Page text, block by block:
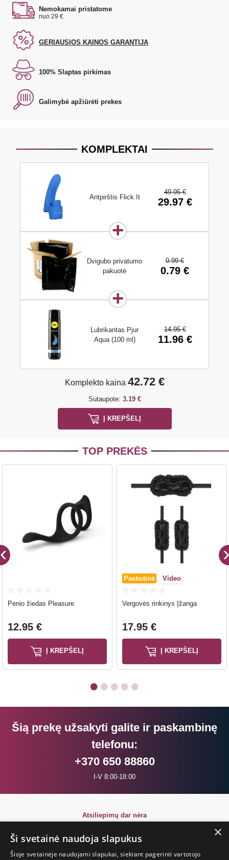
Nemokamai pristatome
nuo 29 €
GERIAUSIOS KAINOS GARANTIJA
100% Slaptas pirkimas
Galimybė apžiūrėti prekes
KOMPLEKTAI
Antpirštis Flick It
49.95 €
29.97 €
Dvigubo privatumo
pakuotė
0.99 €
0.79 €
Lubrikantas Pjur
Aqua (100 ml)
14.95 €
11.96 €
Komplekto kaina 42.72 €
Sutaupote: 3.19 €
Į KREPŠELĮ
TOP PREKĖS
Penio žiedas Pleasure
12.95 €
Į KREPŠELĮ
Paskutinė Video
Vergovės rinkinys Įžanga
17.95 €
Į KREPŠELĮ
Šią prekę užsakyti galite ir paskambinę
telefonu:
+370 650 88860
I-V 8:00-18:00
Atsiliepimų dar nėra
×
Ši svetainė naudoja slapukus
Šioje svetainėje naudojami slapukai, siekiant pagerinti vartotojo